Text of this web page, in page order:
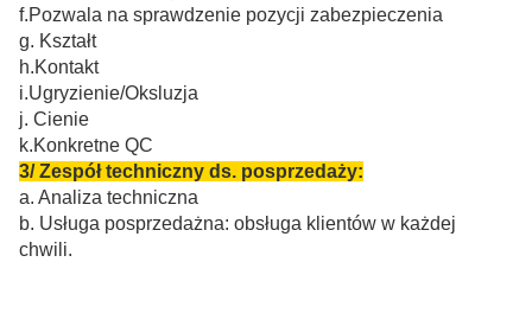
f.Pozwala na sprawdzenie pozycji zabezpieczenia
g. Kształt
h.Kontakt
i.Ugryzienie/Oksluzja
j. Cienie
k.Konkretne QC
3/ Zespół techniczny ds. posprzedaży:
a. Analiza techniczna
b. Usługa posprzedażna: obsługa klientów w każdej
chwili.